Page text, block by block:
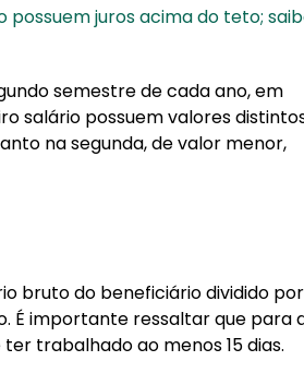
possuem juros acima do teto;
semestre de cada ano, em
salário possuem valores
na segunda, de valor menor,
bruto do beneficiário dividido por
É importante ressaltar que para
trabalhado ao menos 15 dias.